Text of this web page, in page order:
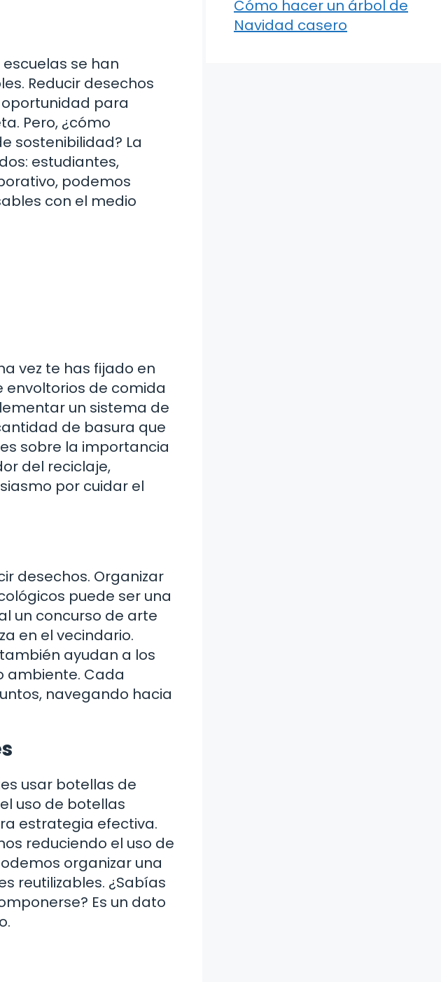
se han
Reducir desechos
para
Pero, ¿cómo
sostenibilidad? La
estudiantes,
podemos
con el medio
vez te has fijado en
envoltorios de comida
un sistema de
de basura que
sobre la importancia
del reciclaje,
por cuidar el
desechos. Organizar
puede ser una
un concurso de arte
en el vecindario.
ayudan a los
ambiente. Cada
navegando hacia
usar botellas de
uso de botellas
estrategia efectiva.
reduciendo el uso de
organizar una
reutilizables. ¿Sabías
Es un dato
Cómo hacer un árbol de
Navidad casero